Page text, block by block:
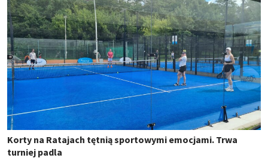
Korty na Ratajach tętnią sportowymi emocjami. Trwa
turniej padla